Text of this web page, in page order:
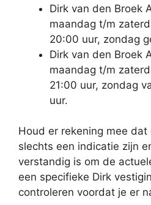
Dirk van den Broek
maandag t/m
20:00 uur, zondag
Dirk van den Broek
maandag t/m
21:00 uur, zondag
uur.
Houd er rekening mee
slechts een indicatie zijn
verstandig is om de
een specifieke Dirk
controleren voordat je er